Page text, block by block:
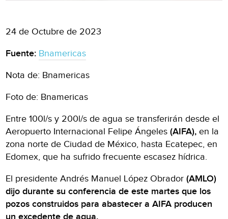
24 de Octubre de 2023
Fuente: Bnamericas
Nota de: Bnamericas
Foto de: Bnamericas
Entre 100l/s y 200l/s de agua se transferirán desde el
Aeropuerto Internacional Felipe Ángeles(AIFA), en la
zona norte de Ciudad de México, hasta Ecatepec, en
Edomex, que ha sufrido frecuente escasez hídrica.
El presidente Andrés Manuel López Obrador(AMLO)
dijo durante su conferencia de este martes que los
pozos construidos para abastecer a AIFA producen
un excedente de agua.